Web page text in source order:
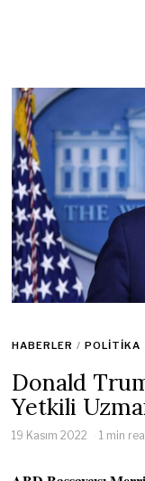
HABERLER / POLITIKA
Donald
Yetkili
19 Kasım 2022 1 min